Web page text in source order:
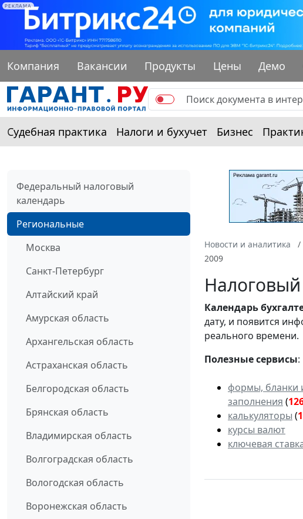
РЕКЛАМА
Компания Вакансии Продукты Цены Демо
Судебная практика Налоги и бухучет Бизнес
Федеральный налоговый
календарь
Региональные
Москва
Санкт-Петербург
Алтайский край
Амурская область
Архангельская область
Астраханская область
Белгородская область
Брянская область
Владимирская область
Волгоградская область
Вологодская область
Воронежская область
Новости и аналитика
2009
Календарь
дату, и появится
реального времени.
Полезные сервисы:
формы, бланки
заполнения (
калькуляторы (
курсы валют
ключевая